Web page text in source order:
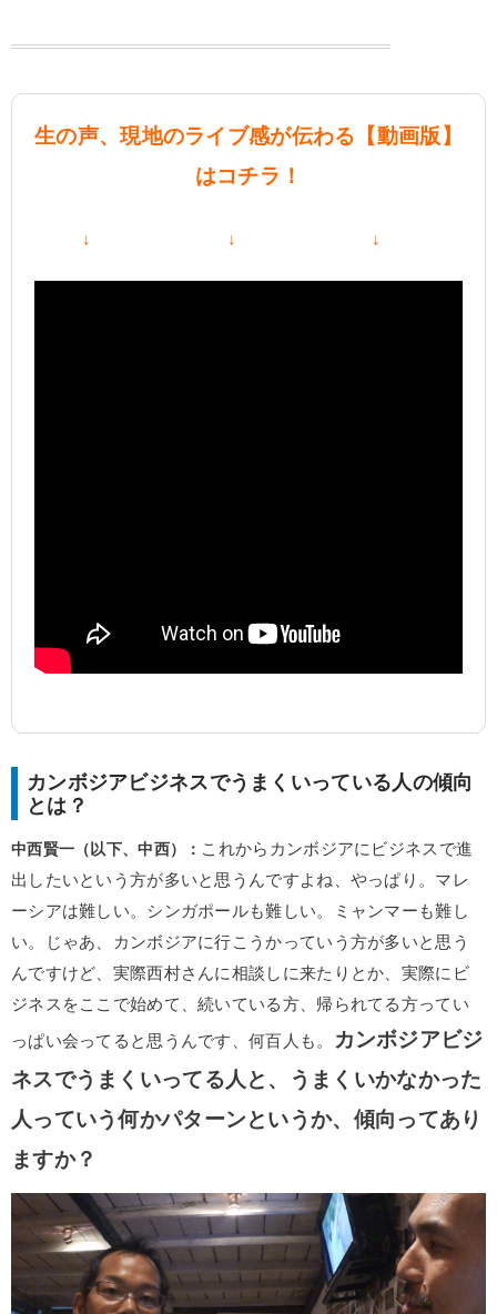
生の声、現地のライブ感が伝わる【動画版】
はコチラ！
↓ ↓ ↓
カンボジアビジネスでうまくいっている人の傾向
とは？
中西賢一（以下、中西）： これからカンボジアにビジネスで進
出したいという方が多いと思うんですよね、やっぱり。マレ
ーシアは難しい。シンガポールも難しい。ミャンマーも難し
い。じゃあ、カンボジアに行こうかっていう方が多いと思う
んですけど、実際西村さんに相談しに来たりとか、実際にビ
ジネスをここで始めて、続いている方、帰られてる方ってい
っぱい会ってると思うんです、何百人も。
カンボジアビジ
ネスでうまくいってる人と、うまくいかなかった
人っていう何かパターンというか、傾向ってあり
ますか？